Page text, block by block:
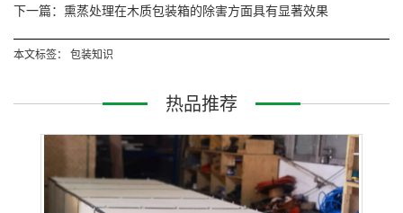
下一篇：熏蒸处理在木质包装箱的除害方面具有显著效果
本文标签： 包装知识
热品推荐